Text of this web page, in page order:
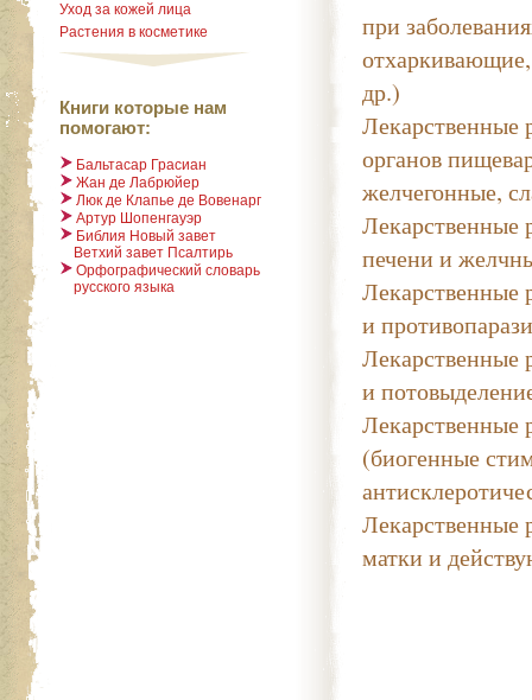
при
др.)
Лекарственные
органов
желчегонные,
Лекарственные
печени и
Лекарственные
и
Лекарственные
и
Лекарственные
(биогенные
Лекарственные
матки и
Уход за кожей лица
Растения в косметике
Книги которые нам
помогают:
Бальтасар Грасиан
Жан де Лабрюйер
Люк де Клапье де Вовенарг
Артур Шопенгауэр
Библия Новый завет
Ветхий завет Псалтирь
Орфографический словарь
русского языка